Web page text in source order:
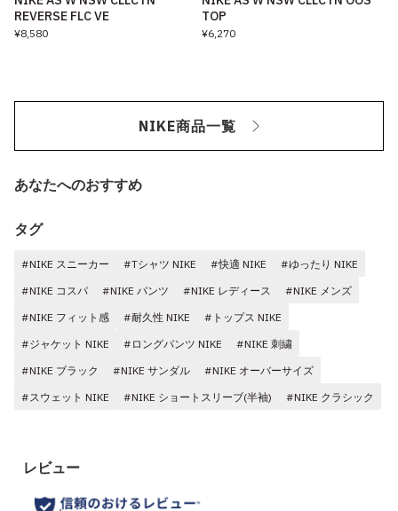
REVERSE FLC VE
¥8,580
TOP
¥6,270
NIKE商品一覧
あなたへのおすすめ
タグ
#NIKE スニーカー #Tシャツ NIKE #快適 NIKE
#ゆったり NIKE
#NIKE コスパ
#NIKE パンツ #NIKE レディース
#NIKE メンズ
#NIKE フィット感
#耐久性 NIKE
#トップス NIKE
#ジャケット NIKE
#ロングパンツ NIKE
#NIKE 刺繍
#NIKE ブラック
#NIKE サンダル
#NIKE オーバーサイズ
#スウェット NIKE
#NIKE ショートスリーブ(半袖) #NIKE クラシック